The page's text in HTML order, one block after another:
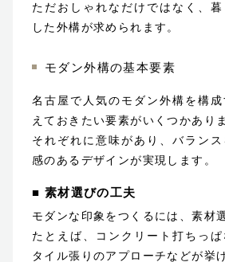
ただおしゃれなだけではなく、
した外構が求められます。
モダン外構の基本要素
名古屋で人気のモダン外構を構
えておきたい要素がいくつかあり
それぞれに意味があり、バラン
感のあるデザインが実現します。
■ 素材選びの工夫
モダンな印象をつくるには、素材
たとえば、コンクリート打ちっぱ
タイル張りのアプローチなどが挙